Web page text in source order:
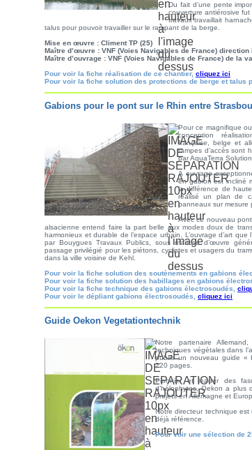
Du fait d’une pente
couverture antiérosive fut
travaux travaillait
talus pour pouvoir travailler sur le rampant de la berge.
Mise en œuvre : Climent TP (25)
Maître d’œuvre : VNF (Voies Navigables de France) direction
Maître d’ouvrage : VNF (Voies Navigables de France) de la
Pour voir la fiche réalisation de ce chantier, cliquez ici
Pour voir la fiche solution des protections de berge et talus
Gabions pour le pont sur le Rhin entre
Pour ce magnifique
conception
française, belge et
rampes d’accès sont
par AquaTerra
A ouvrage
en gabion est incliné
la différence de
réalisé un plan de
panneaux sur mesure
Avec ce nouveau
alsacienne entend faire la part belle aux modes doux de
harmonieux et durable de l’espace urbain. L’ouvrage d’art
par Bouygues Travaux Publics, sous maîtrise d’œuvre
passage privilégié pour les piétons, cyclistes et usagers du
dans la ville voisine de Kehl.
Pour voir la fiche solution des soutènements en gabions
Pour voir la fiche solution des habillages en gabions
Pour voir la fiche technique des gabions électrosoudés,
Pour voir le dépliant gabions électrosoudés, cliquez ici
Guide Oekon Vegetationtechnik
Notre partenaire
techniques végétales dans
publie un nouveau guide «
220 pages.
Pionnier et leader des
d’hélophytes, Oekon a plus
projets en Allemagne et
Notre directeur technique
déjà référence.
Pour voir une sélection de